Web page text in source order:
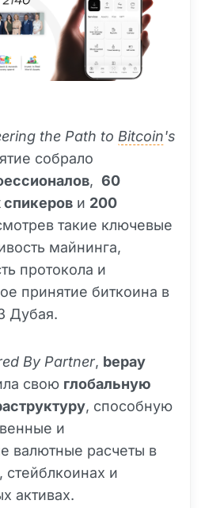
the Path to Bitcoin's
собрало
, 60
и 200
такие ключевые
майнинга,
протокола и
принятие биткоина в
Дубая.
By Partner, bepay
свою глобальную
, способную
и
валютные расчеты в
стейблкоинах и
активах.